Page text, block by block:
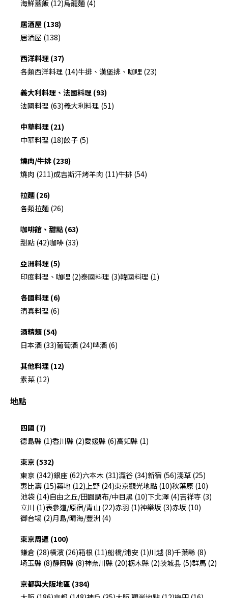
海鮮蓋飯 (12)烏龍麵 (4)
居酒屋 (138)
居酒屋 (138)
西洋料理 (37)
各類西洋料理 (14)牛排、漢堡排、咖哩 (23)
義大利料理、法國料理 (93)
法國料理 (63)義大利料理 (51)
中華料理 (21)
中華料理 (18)餃子 (5)
燒肉/牛排 (238)
燒肉 (211)成吉斯汗烤羊肉 (11)牛排 (54)
拉麵 (26)
各類拉麵 (26)
咖啡館、甜點 (63)
甜點 (42)咖啡 (33)
亞洲料理 (5)
印度料理、咖哩 (2)泰國料理 (3)韓國料理 (1)
各國料理 (6)
清真料理 (6)
酒精類 (54)
日本酒 (33)葡萄酒 (24)啤酒 (6)
其他料理 (12)
素菜 (12)
地點
四國 (7)
德島縣 (1)香川縣 (2)愛媛縣 (6)高知縣 (1)
東京 (532)
東京 (342)銀座 (62)六本木 (31)澀谷 (34)新宿 (56)淺草 (25)
惠比壽 (15)築地 (12) 上野 (24)東京觀光地點 (10)秋葉原 (10)
池袋 (14)自由之丘/田園調布/中目黑 (10)下北澤 (4)吉祥寺 (3)
立川 (1)表參道/原宿/青山 (22)赤羽 (1)神樂坂 (3)赤坂 (10)
御台場 (2)月島/晴海/豐洲 (4)
東京周遭 (100)
鎌倉 (28)橫濱 (26)箱根 (11)船橋/浦安 (1)川越 (8)千葉縣 (8)
埼玉縣 (8)靜岡縣 (8)神奈川縣 (20)栃木縣 (2)茨城县 (5)群馬 (2)
京都與大阪地區 (384)